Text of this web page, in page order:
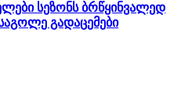
სეზონს ბრწყინვალედ
გადაცემები